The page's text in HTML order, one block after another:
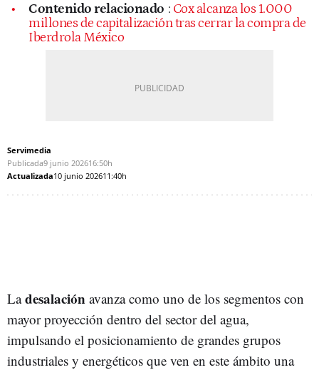
Contenido relacionado : Cox alcanza los 1.000
millones de capitalización tras cerrar la compra de
Iberdrola México
Servimedia
Publicada9 junio 202616:50h
Actualizada10 junio 202611:40h
Ladesalación avanza como uno de los segmentos con
mayor proyección dentro del sector del agua,
impulsando el posicionamiento de grandes grupos
industriales y energéticos que ven en este ámbito una